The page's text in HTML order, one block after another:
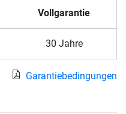
Vollgarantie
30 Jahre
Garantiebedingungen